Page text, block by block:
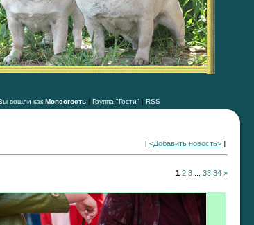
вошли как Мопсогость | Группа "Гости" | RSS
[ <Добавить новость> ]
1 2 3 33 34 »